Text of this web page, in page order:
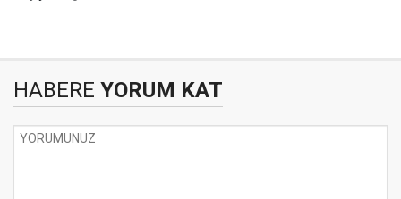
HABERE YORUM KAT